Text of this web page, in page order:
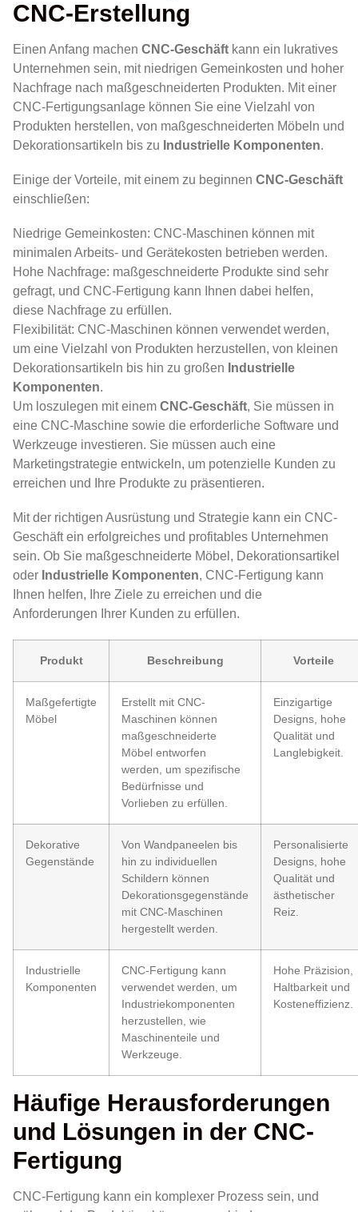
CNC-Erstellung
Einen Anfang machen CNC-Geschäft kann ein lukratives
Unternehmen sein, mit niedrigen Gemeinkosten und hoher
Nachfrage nach maßgeschneiderten Produkten. Mit einer
CNC-Fertigungsanlage können Sie eine Vielzahl von
Produkten herstellen, von maßgeschneiderten Möbeln und
Dekorationsartikeln bis zu Industrielle Komponenten.
Einige der Vorteile, mit einem zu beginnen CNC-Geschäft
einschließen:
Niedrige Gemeinkosten: CNC-Maschinen können mit
minimalen Arbeits- und Gerätekosten betrieben werden.
Hohe Nachfrage: maßgeschneiderte Produkte sind sehr
gefragt, und CNC-Fertigung kann Ihnen dabei helfen,
diese Nachfrage zu erfüllen.
Flexibilität: CNC-Maschinen können verwendet werden,
um eine Vielzahl von Produkten herzustellen, von kleinen
Dekorationsartikeln bis hin zu großen Industrielle
Komponenten.
Um loszulegen mit einem CNC-Geschäft, Sie müssen in
eine CNC-Maschine sowie die erforderliche Software und
Werkzeuge investieren. Sie müssen auch eine
Marketingstrategie entwickeln, um potenzielle Kunden zu
erreichen und Ihre Produkte zu präsentieren.
Mit der richtigen Ausrüstung und Strategie kann ein CNC-
Geschäft ein erfolgreiches und profitables Unternehmen
sein. Ob Sie maßgeschneiderte Möbel, Dekorationsartikel
oder Industrielle Komponenten, CNC-Fertigung kann
Ihnen helfen, Ihre Ziele zu erreichen und die
Anforderungen Ihrer Kunden zu erfüllen.
Produkt Beschreibung Vorteile
Maßgefertigte
Möbel
Erstellt mit CNC-
Maschinen können
maßgeschneiderte
Möbel entworfen
werden, um spezifische
Bedürfnisse und
Vorlieben zu erfüllen.
Einzigartige
Designs, hohe
Qualität und
Langlebigkeit.
Dekorative
Gegenstände
Von Wandpaneelen bis
hin zu individuellen
Schildern können
Dekorationsgegenstände
mit CNC-Maschinen
hergestellt werden.
Personalisierte
Designs, hohe
Qualität und
ästhetischer
Reiz.
Industrielle
Komponenten
CNC-Fertigung kann
verwendet werden, um
Industriekomponenten
herzustellen, wie
Maschinenteile und
Werkzeuge.
Hohe Präzision,
Haltbarkeit und
Kosteneffizienz.
Häufige Herausforderungen
und Lösungen in der CNC-
Fertigung
CNC-Fertigung kann ein komplexer Prozess sein, und